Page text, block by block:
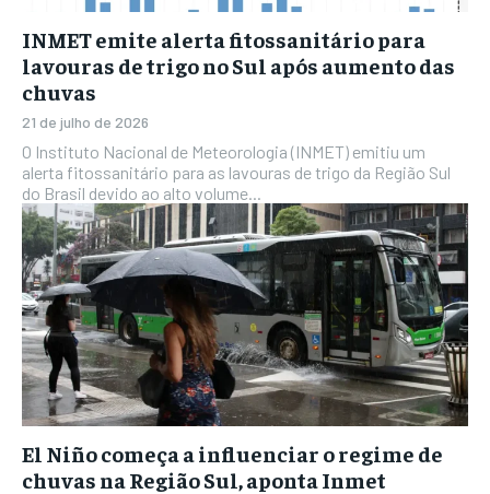
INMET emite alerta fitossanitário para
lavouras de trigo no Sul após aumento das
chuvas
21 de julho de 2026
O Instituto Nacional de Meteorologia (INMET) emitiu um
alerta fitossanitário para as lavouras de trigo da Região Sul
do Brasil devido ao alto volume...
El Niño começa a influenciar o regime de
chuvas na Região Sul, aponta Inmet